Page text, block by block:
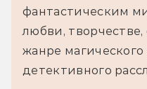
фантастическим
любви,
жанре
детективного